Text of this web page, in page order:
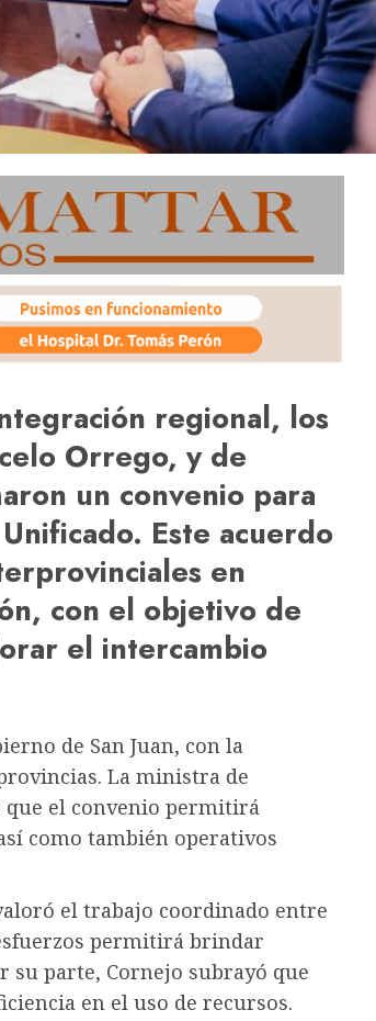
regional, los
Orrego, y de
un convenio para
Este acuerdo
en
con el objetivo de
el intercambio
de San Juan, con la
La ministra de
que el convenio permitirá
como también operativos
el trabajo coordinado entre
permitirá brindar
su parte, Cornejo subrayó que
en el uso de recursos.